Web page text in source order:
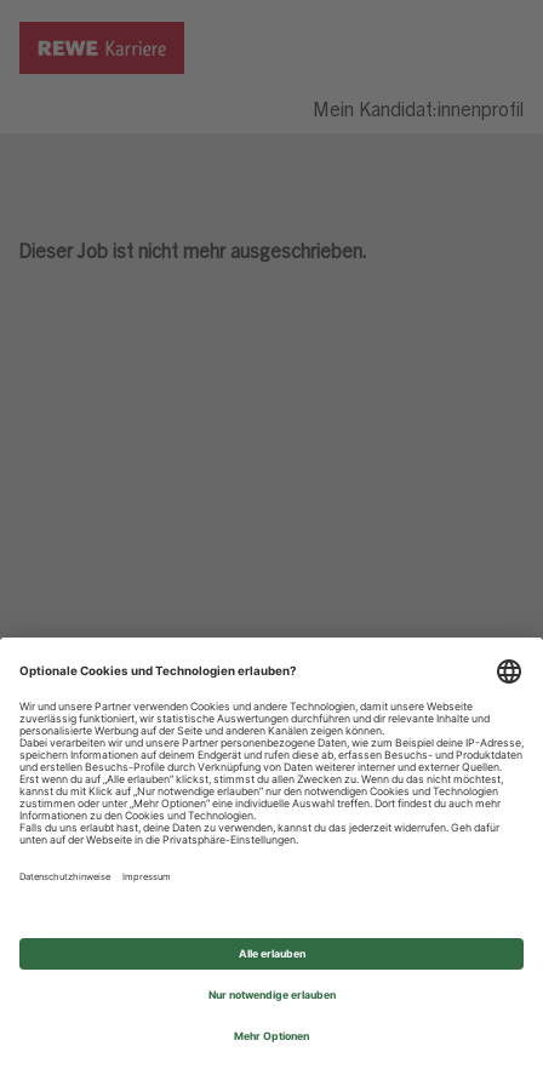
Mein Kandidat:innenprofil
Dieser Job ist nicht mehr ausgeschrieben.
Datenschutzhinweise
Impressum
Privatsphäre-Einstellungen
© 2026 REWE Group - All rights reserved